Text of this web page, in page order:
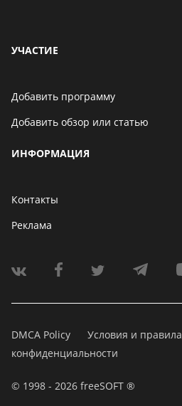
УЧАСТИЕ
Добавить программу
Добавить обзор или статью
ИНФОРМАЦИЯ
Контакты
Реклама
DMCA Policy Условия и правила
конфиденциальности
© 1998 - 2026 freeSOFT ®